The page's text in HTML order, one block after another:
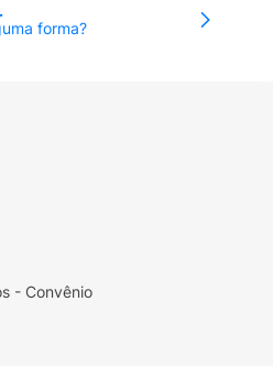
forma?
- Convênio